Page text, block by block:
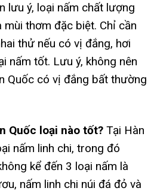
lưu ý, loại nấm chất lượng
mùi thơm đặc biệt. Chỉ cần
thử nếu có vị đắng, hơi
nấm tốt. Lưu ý, không nên
Quốc có vị đắng bất thường
Quốc loại nào tốt? Tại Hàn
nấm linh chi, trong đó
kể đến 3 loại nấm là
nấm linh chi núi đá đỏ và